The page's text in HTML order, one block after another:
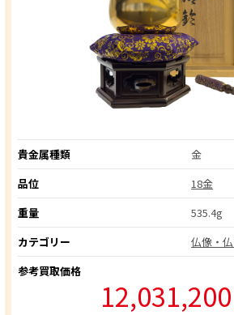
貴金属種類
金
品位
18金
重量
535.4g
カテゴリー
仏像・
参考買取価格